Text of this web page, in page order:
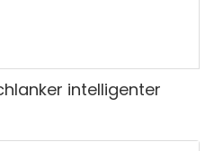
intelligenter